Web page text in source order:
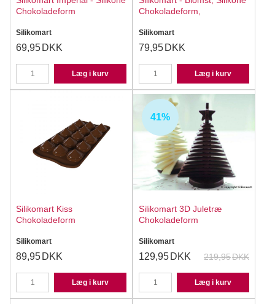
Chokoladeform
Silikomart
69,95 DKK
Læg i kurv
Chokoladeform,
Silikomart
79,95 DKK
Læg i kurv
Silikomart Kiss
Chokoladeform
Silikomart
89,95 DKK
Læg i kurv
41%
Silikomart 3D Juletræ
Chokoladeform
Silikomart
219,95DKK
129,95 DKK
Læg i kurv